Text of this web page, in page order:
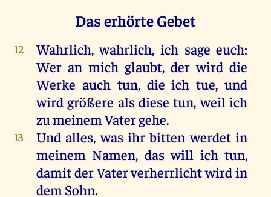
Das erhörte Gebet
12 Wahrlich,wahrlich, ich sage euch:
Wer an mich glaubt,der wird die
Werke auch tun, die ich tue,und
wird größere als diese tun,weil ich
zumeinemVatergehe.
13 Und alles,was ihr bitten werdet in
meinem Namen, das will ich tun,
damitderVaterverherrlichtwirdin
dem Sohn.